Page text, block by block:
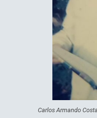
Carlos Armando